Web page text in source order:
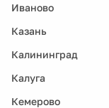
Иваново
Казань
Калининград
Калуга
Кемерово